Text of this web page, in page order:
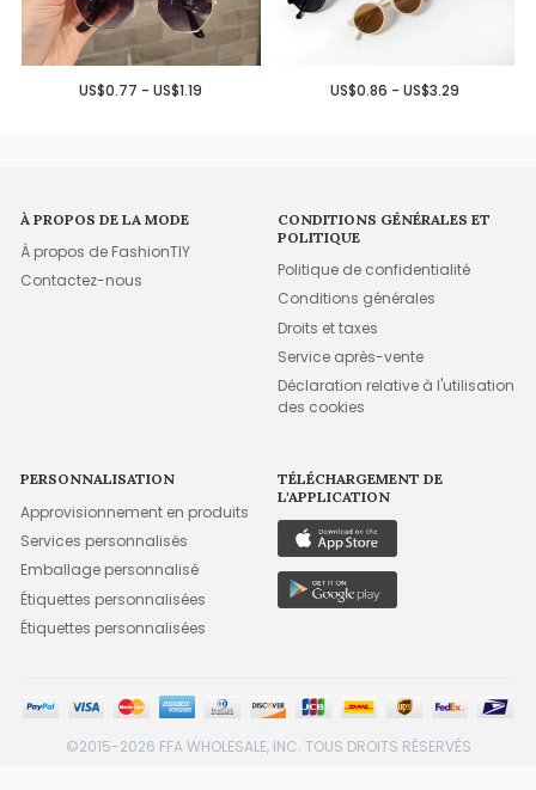
US$0.77 - US$1.19 US$0.86 - US$3.29
À PROPOS DE LA MODE
À propos de FashionTIY
Contactez-nous
CONDITIONS GÉNÉRALES ET
POLITIQUE
Politique de confidentialité
Conditions générales
Droits et taxes
Service après-vente
Déclaration relative à l'utilisation
des cookies
PERSONNALISATION
Approvisionnement en produits
Services personnalisés
Emballage personnalisé
Étiquettes personnalisées
Étiquettes personnalisées
TÉLÉCHARGEMENT DE
L'APPLICATION
©2015-2026 FFA WHOLESALE, INC. TOUS DROITS RÉSERVÉS